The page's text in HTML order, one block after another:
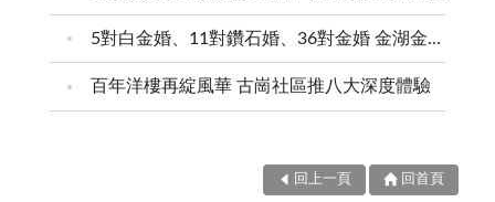
民的支持、配合之下，由各種不同的節水方法推動，讓
拳行令「打通關」，那不是乾「一口杯」能了事，而是
用「大公杯」在拚酒，目的就是要把對手灌醉、看他出
醜，在這種情況下，「輸人不輸陣，輸陣歹看面」，礙
於面子，也就不管有沒有酒量、酒膽，只得硬著頭皮引
家庭幸福，勇敢地挺身提筆投書，呼籲喜歡喝酒的人，
5對白金婚、11對鑽石婚、36對金婚 金湖金沙夫妻共享榮耀時刻 陳福海表揚金鑽婚夫妻 向半世紀相守家庭典範致敬
百年洋樓再綻風華 古崗社區推八大深度體驗
回上一頁 回首頁